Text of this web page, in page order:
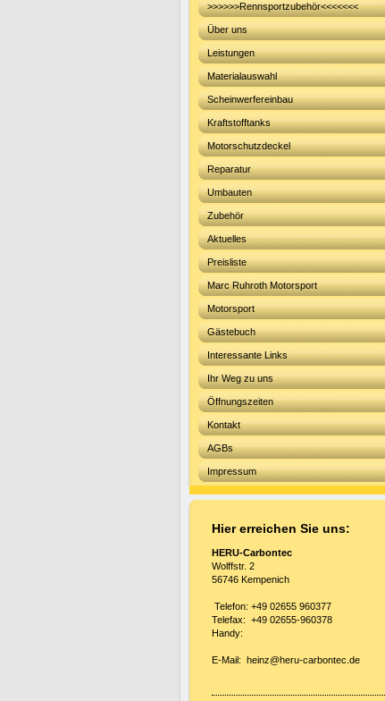
>>>>>>Rennsportzubehör<<<<<<<
Über uns
Leistungen
Materialauswahl
Scheinwerfereinbau
Kraftstofftanks
Motorschutzdeckel
Reparatur
Umbauten
Zubehör
Aktuelles
Preisliste
Marc Ruhroth Motorsport
Motorsport
Gästebuch
Interessante Links
Ihr Weg zu uns
Öffnungszeiten
Kontakt
AGBs
Impressum
Hier erreichen Sie uns:
HERU-Carbontec
Wolffstr. 2
56746 Kempenich
Telefon: +49 02655 960377
Telefax: +49 02655-960378
Handy:
E-Mail: heinz@heru-carbontec.de